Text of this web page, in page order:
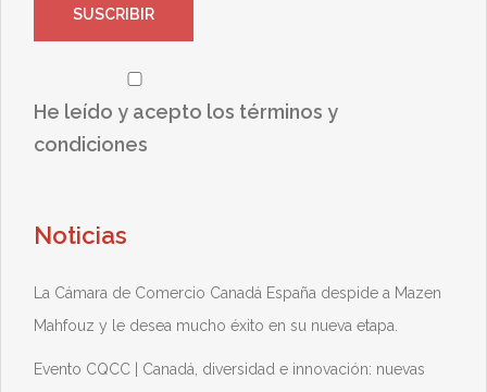
He leído y acepto los términos y
condiciones
Noticias
La Cámara de Comercio Canadá España despide a Mazen
Mahfouz y le desea mucho éxito en su nueva etapa.
Evento CQCC | Canadá, diversidad e innovación: nuevas